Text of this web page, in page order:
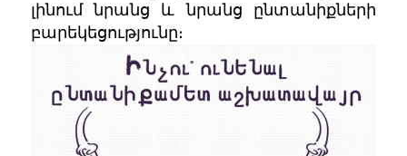
լինում նրանց և նրանց ընտանիքների
բարեկեցությունը։